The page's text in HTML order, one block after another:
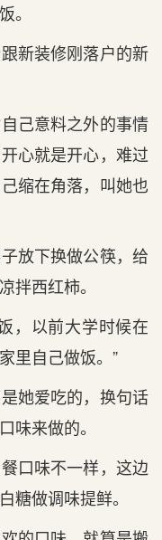
。
新装修刚落户的新
己意料之外的事情
心就是开心，难过
缩在角落，叫她也
放下换做公筷，给
拌西红柿。
，以前大学时候在
里自己做饭。”
她爱吃的，换句话
味来做的。
口味不一样，这边
糖做调味提鲜。